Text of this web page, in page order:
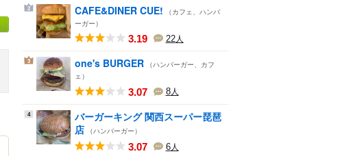
2 CAFE&DINER CUE!
（カフェ、ハンバ
ーガー）
3.19 22人
3 one's BURGER （ハンバーガー、カフ
ェ）
3.07 8人
4
バーガーキング 関西スーパー琵琶
店 （ハンバーガー）
3.07 6人